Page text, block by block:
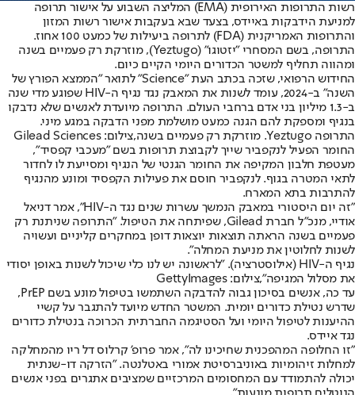
רשות התרופות האירופית (EMA) המליצה השבוע על אישור תרופה
למניעת הידבקות באיידס, בצעד שבא בעקבות אישור רשות המזון
והתרופות האמריקנית (FDA) לתרופה ביעילות של כמעט 100 אחוז.
התרופה, בשם המסחרי "יזטוגו" (Yeztugo), מוזרקת רק פעמיים בשנה
ומהווה תחליף למשטר הכדורים היומי הקיים כיום.
החידוש הרפואי, שזכה בכתב העת "Science" לתואר "הממצא הפורץ של
השנה" ב-2024, עומד לשנות את המאבק נגד נגיף ה-HIV שפוגע מדי שנה
ב-1.3 מיליון בני אדם ברחבי העולם. התרופה מיועדת לאנשים שלא נדבקו
בנגיף ומספקת להם הגנה כמעט מושלמת מפני הדבקה במגע מיני.
התרופה Yeztugo. מוזרקת רק פעמיים בשנה,צילום: Gilead Sciences
החומר הפעיל לנקפביר שייך לקבוצת תרופות בשם "מעכבי קפסיד",
מעטפת חלבון המקיפה את החומר הגנטי של הנגיף ומסייעת לו לחדור
לתאי המטרה בגוף. לנקפביר חוסם את פעילות הקפסיד ומונע מהנגיף
להתרבות בתא המארח.
"זה יום היסטורי במאבק הנמשך עשרות שנים נגד ה-HIV", אמר דניאל
אודיי, מנכ"ל חברת Gilead, שפיתחה את הטיפול. "התרופה שניתנת רק
פעמיים בשנה הראתה תוצאות יוצאות דופן במחקרים קליניים ועשויה
לשנות לחלוטין את מניעת המחלה".
נגיף ה-HIV (אילוסטרציה). "לראשונה יש לנו כלי שיכול לשנות באופן יסודי
את מסלול המגיפה",צילום: GettyImages
עד כה, אנשים בסיכון גבוה להדבקה השתמשו בטיפול מונע בשם PrEP,
שדרש נטילת כדורים יומית. המשטר החדש מיועד להתגבר על קשיי
ההיענות לטיפול היומי ועל הסטיגמה החברתית הכרוכה בנטילת כדורים
נגד איידס.
"זו החלופה המהפכנית שחיכינו לה", אמר פרופ' קרלוס דל ריו מהמחלקה
למחלות זיהומיות באוניברסיטת אמורי באטלנטה. "הזרקה דו-שנתית
יכולה להתמודד עם המחסומים המרכזיים שמציבים אתגרים בפני אנשים